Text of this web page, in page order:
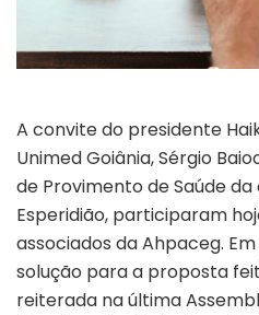
A convite do presidente
Unimed Goiânia, Sérgio
de Provimento de Saúde
Esperidião, participaram
associados da Ahpaceg.
solução para a proposta
reiterada na última